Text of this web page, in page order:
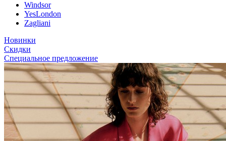
Windsor
YesLondon
Zagliani
Новинки
Скидки
Специальное предложение